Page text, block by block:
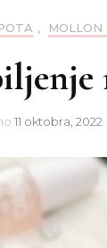
, MOLLON
11 oktobra, 2022